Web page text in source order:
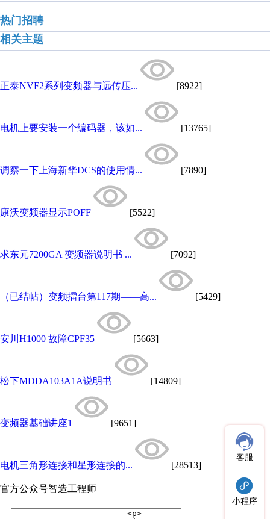
热门招聘
相关主题
正泰NVF2系列变频器与远传压... [8922]
电机上要安装一个编码器，该如... [13765]
调察一下上海新华DCS的使用情... [7890]
康沃变频器显示POFF [5522]
求东元7200GA 变频器说明书 ... [7092]
（已结帖）变频擂台第117期——高... [5429]
安川H1000 故障CPF35 [5663]
松下MDDA103A1A说明书 [14809]
变频器基础讲座1 [9651]
电机三角形连接和星形连接的... [28513]
官方公众号智造工程师
客服
小程序